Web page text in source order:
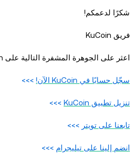
شكرًا لدعمكم!
فريق KuCoin
اعثر على الجوهرة المشفرة التالية على KuCoin!
سجّل حسابًا في KuCoin الآن! >>>
تنزيل تطبيق KuCoin >>>
تابعنا على تويتر >>>
انضم إلينا على تيليجرام >>>